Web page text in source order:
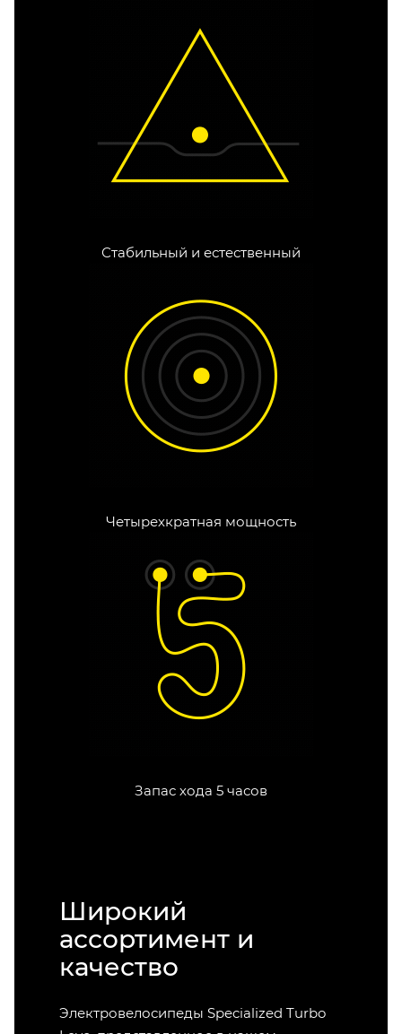
Стабильный и естественный
Четырехкратная мощность
Запас хода 5 часов
Широкий
ассортимент и
качество
Электровелосипеды Specialized Turbo